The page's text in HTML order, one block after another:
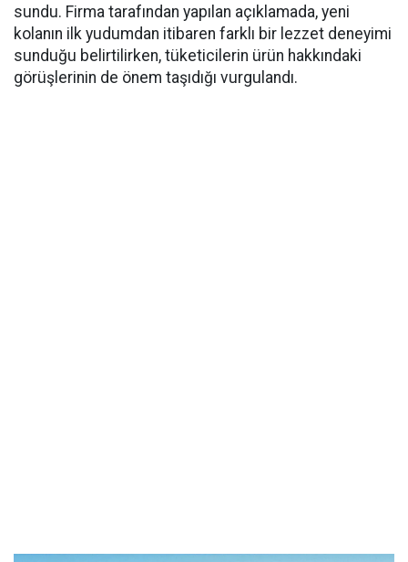
sundu. Firma tarafından yapılan açıklamada, yeni
kolanın ilk yudumdan itibaren farklı bir lezzet deneyimi
sunduğu belirtilirken, tüketicilerin ürün hakkındaki
görüşlerinin de önem taşıdığı vurgulandı.